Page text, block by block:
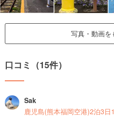
写真・動画を
口コミ（15件）
Sak
鹿児島(熊本福岡空港)2泊3